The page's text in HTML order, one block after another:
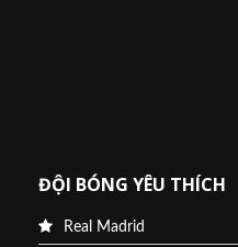
ĐỘI BÓNG YÊU THÍCH
Real Madrid